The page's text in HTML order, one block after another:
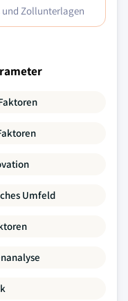
Zollunterlagen
Umfeld